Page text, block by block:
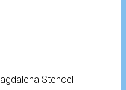
Stencel